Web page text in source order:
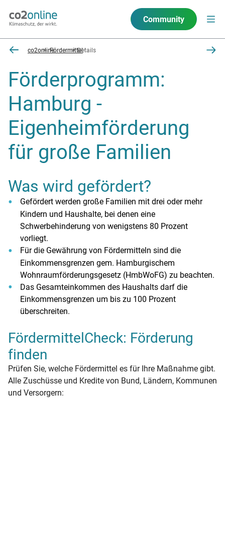
Community
co2onlineFördermittelDetails
Förderprogramm:
Hamburg -
Eigenheimförderung
für große Familien
Was wird gefördert?
Gefördert werden große Familien mit drei oder mehr
Kindern und Haushalte, bei denen eine
Schwerbehinderung von wenigstens 80 Prozent
vorliegt.
Für die Gewährung von Fördermitteln sind die
Einkommensgrenzen gem. Hamburgischem
Wohnraumförderungsgesetz (HmbWoFG) zu beachten.
Das Gesamteinkommen des Haushalts darf die
Einkommensgrenzen um bis zu 100 Prozent
überschreiten.
FördermittelCheck: Förderung
finden
Prüfen Sie, welche Fördermittel es für Ihre Maßnahme gibt.
Alle Zuschüsse und Kredite von Bund, Ländern, Kommunen
und Versorgern: